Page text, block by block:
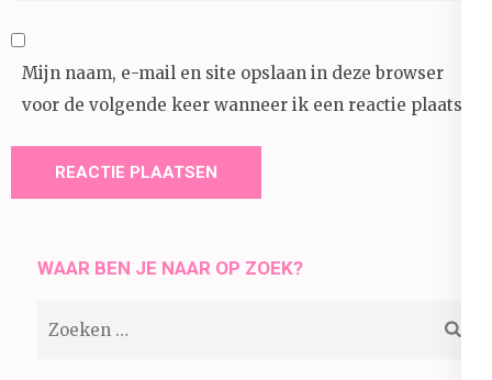
Mijn naam, e-mail en site opslaan in deze browser
voor de volgende keer wanneer ik een reactie plaats.
WAAR BEN JE NAAR OP ZOEK?